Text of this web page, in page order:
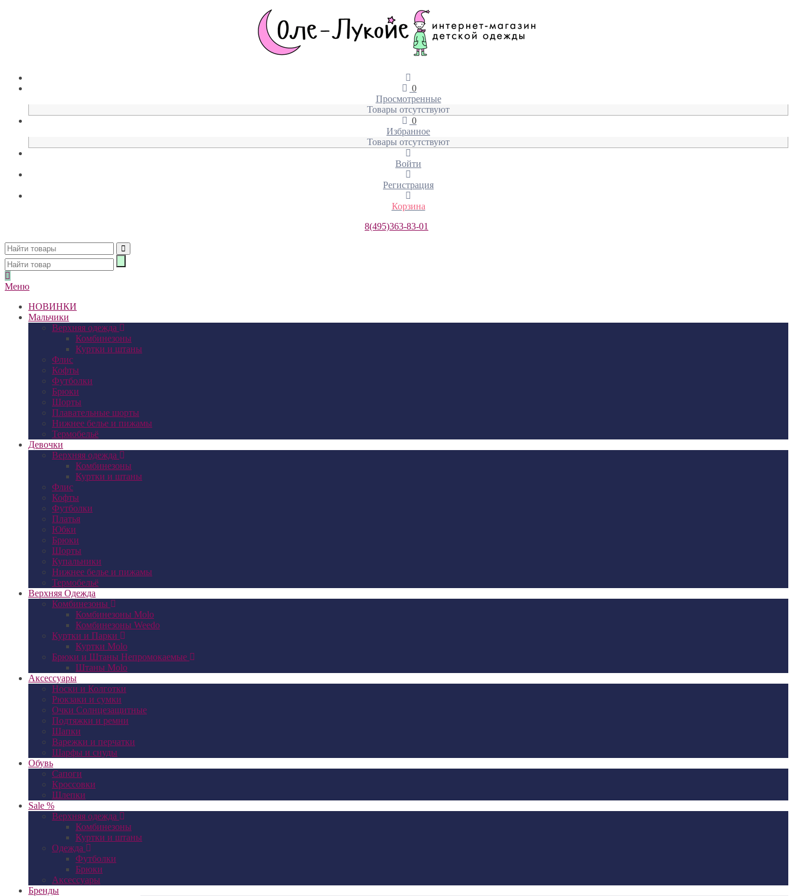
0
Просмотренные
Товары отсутствуют
0
Избранное
Товары отсутствуют
Войти
Регистрация
Корзина
8(495)363-83-01
Меню
НОВИНКИ
Мальчики
Верхняя одежда
Комбинезоны
Куртки и штаны
Флис
Кофты
Футболки
Брюки
Шорты
Плавательные шорты
Нижнее белье и пижамы
Термобельё
Девочки
Верхняя одежда
Комбинезоны
Куртки и штаны
Флис
Кофты
Футболки
Платья
Юбки
Брюки
Шорты
Купальники
Нижнее белье и пижамы
Термобельё
Верхняя Одежда
Комбинезоны
Комбинезоны Molo
Комбинезоны Weedo
Куртки и Парки
Куртки Molo
Брюки и Штаны Непромокаемые
Штаны Molo
Аксессуары
Носки и Колготки
Рюкзаки и сумки
Очки Солнцезащитные
Подтяжки и ремни
Шапки
Варежки и перчатки
Шарфы и снуды
Обувь
Сапоги
Кроссовки
Шлепки
Sale %
Верхняя одежда
Комбинезоны
Куртки и штаны
Одежда
Футболки
Брюки
Аксессуары
Бренды